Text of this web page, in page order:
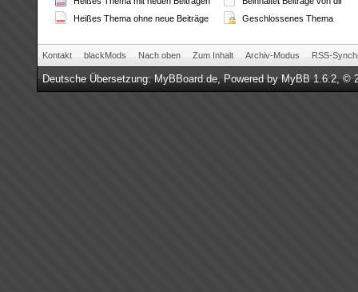
Heißes Thema ohne neue Beiträge
Geschlossenes Thema
Kontakt blackMods Nach oben Zum Inhalt Archiv-Modus RSS-
Deutsche Übersetzung:MyBBoard.de, Powered byMyBB 1.6.2, ©